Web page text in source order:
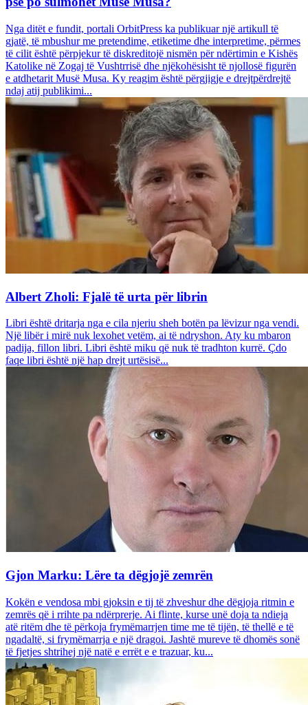
Nga ditët e fundit, portali OrbitPress ka publikuar një artikull të
gjatë, të mbushur me pretendime, etiketime dhe interpretime, përmes
të cilit është përpjekur të diskreditojë nismën për ndërtimin e Kishës
Katolike në Zogaj të Vushtrrisë dhe njëkohësisht të njollosë figurën
e atdhetarit Musë Musa. Ky reagim është përgjigje e drejtpërdrejtë
ndaj atij publikimi...
Albert Zholi: Fjalë të urta për librin
Libri është dritarja nga e cila njeriu sheh botën pa lëvizur nga vendi.
Një libër i mirë nuk lexohet vetëm, ai të ndryshon. Aty ku mbaron
padija, fillon libri. Libri është miku që nuk të tradhton kurrë. Çdo
faqe libri është një hap drejt urtësisë...
Gjon Marku: Lëre ta dëgjojë zemrën
Kokën e vendosa mbi gjoksin e tij të zhveshur dhe dëgjoja ritmin e
zemrës që i rrihte pa ndërprerje. Ai flinte, kurse unë doja ta ndieja
atë ritëm dhe të përkoja frymëmarrjen time me të tijën, të thellë e të
ngadaltë, si frymëmarrja e një dragoi. Jashtë mureve të dhomës sonë
të fjetjes shtrihej një natë e errët e e trazuar, ku...